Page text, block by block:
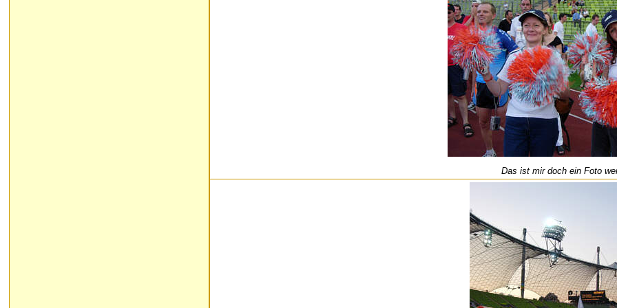
Das ist mir doch ein Foto